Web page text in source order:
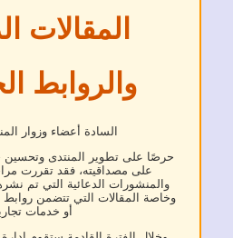
المقالات
والروابط
السادة أعضاء وزوار المنتدى
حرصًا على تطوير المنتدى وتحسين جودة
على مصداقيته، فقد تقررت مراجعة جميع
والمنشورات الدعائية التي تم نشرها
وخاصة المقالات التي تتضمن روابط خارجية
أو خدمات تجارية.